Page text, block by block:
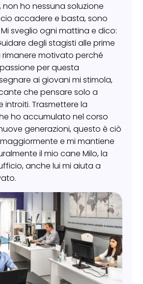
non ho nessuna soluzione
accadere e basta, sono
sveglio ogni mattina e dico:
degli stagisti alle prime
rimanere motivato perché
per questa
ai giovani mi stimola,
che pensare solo a
introiti. Trasmettere la
ho accumulato nel corso
generazioni, questo è ciò
e mi mantiene
il mio cane Milo, la
anche lui mi aiuta a